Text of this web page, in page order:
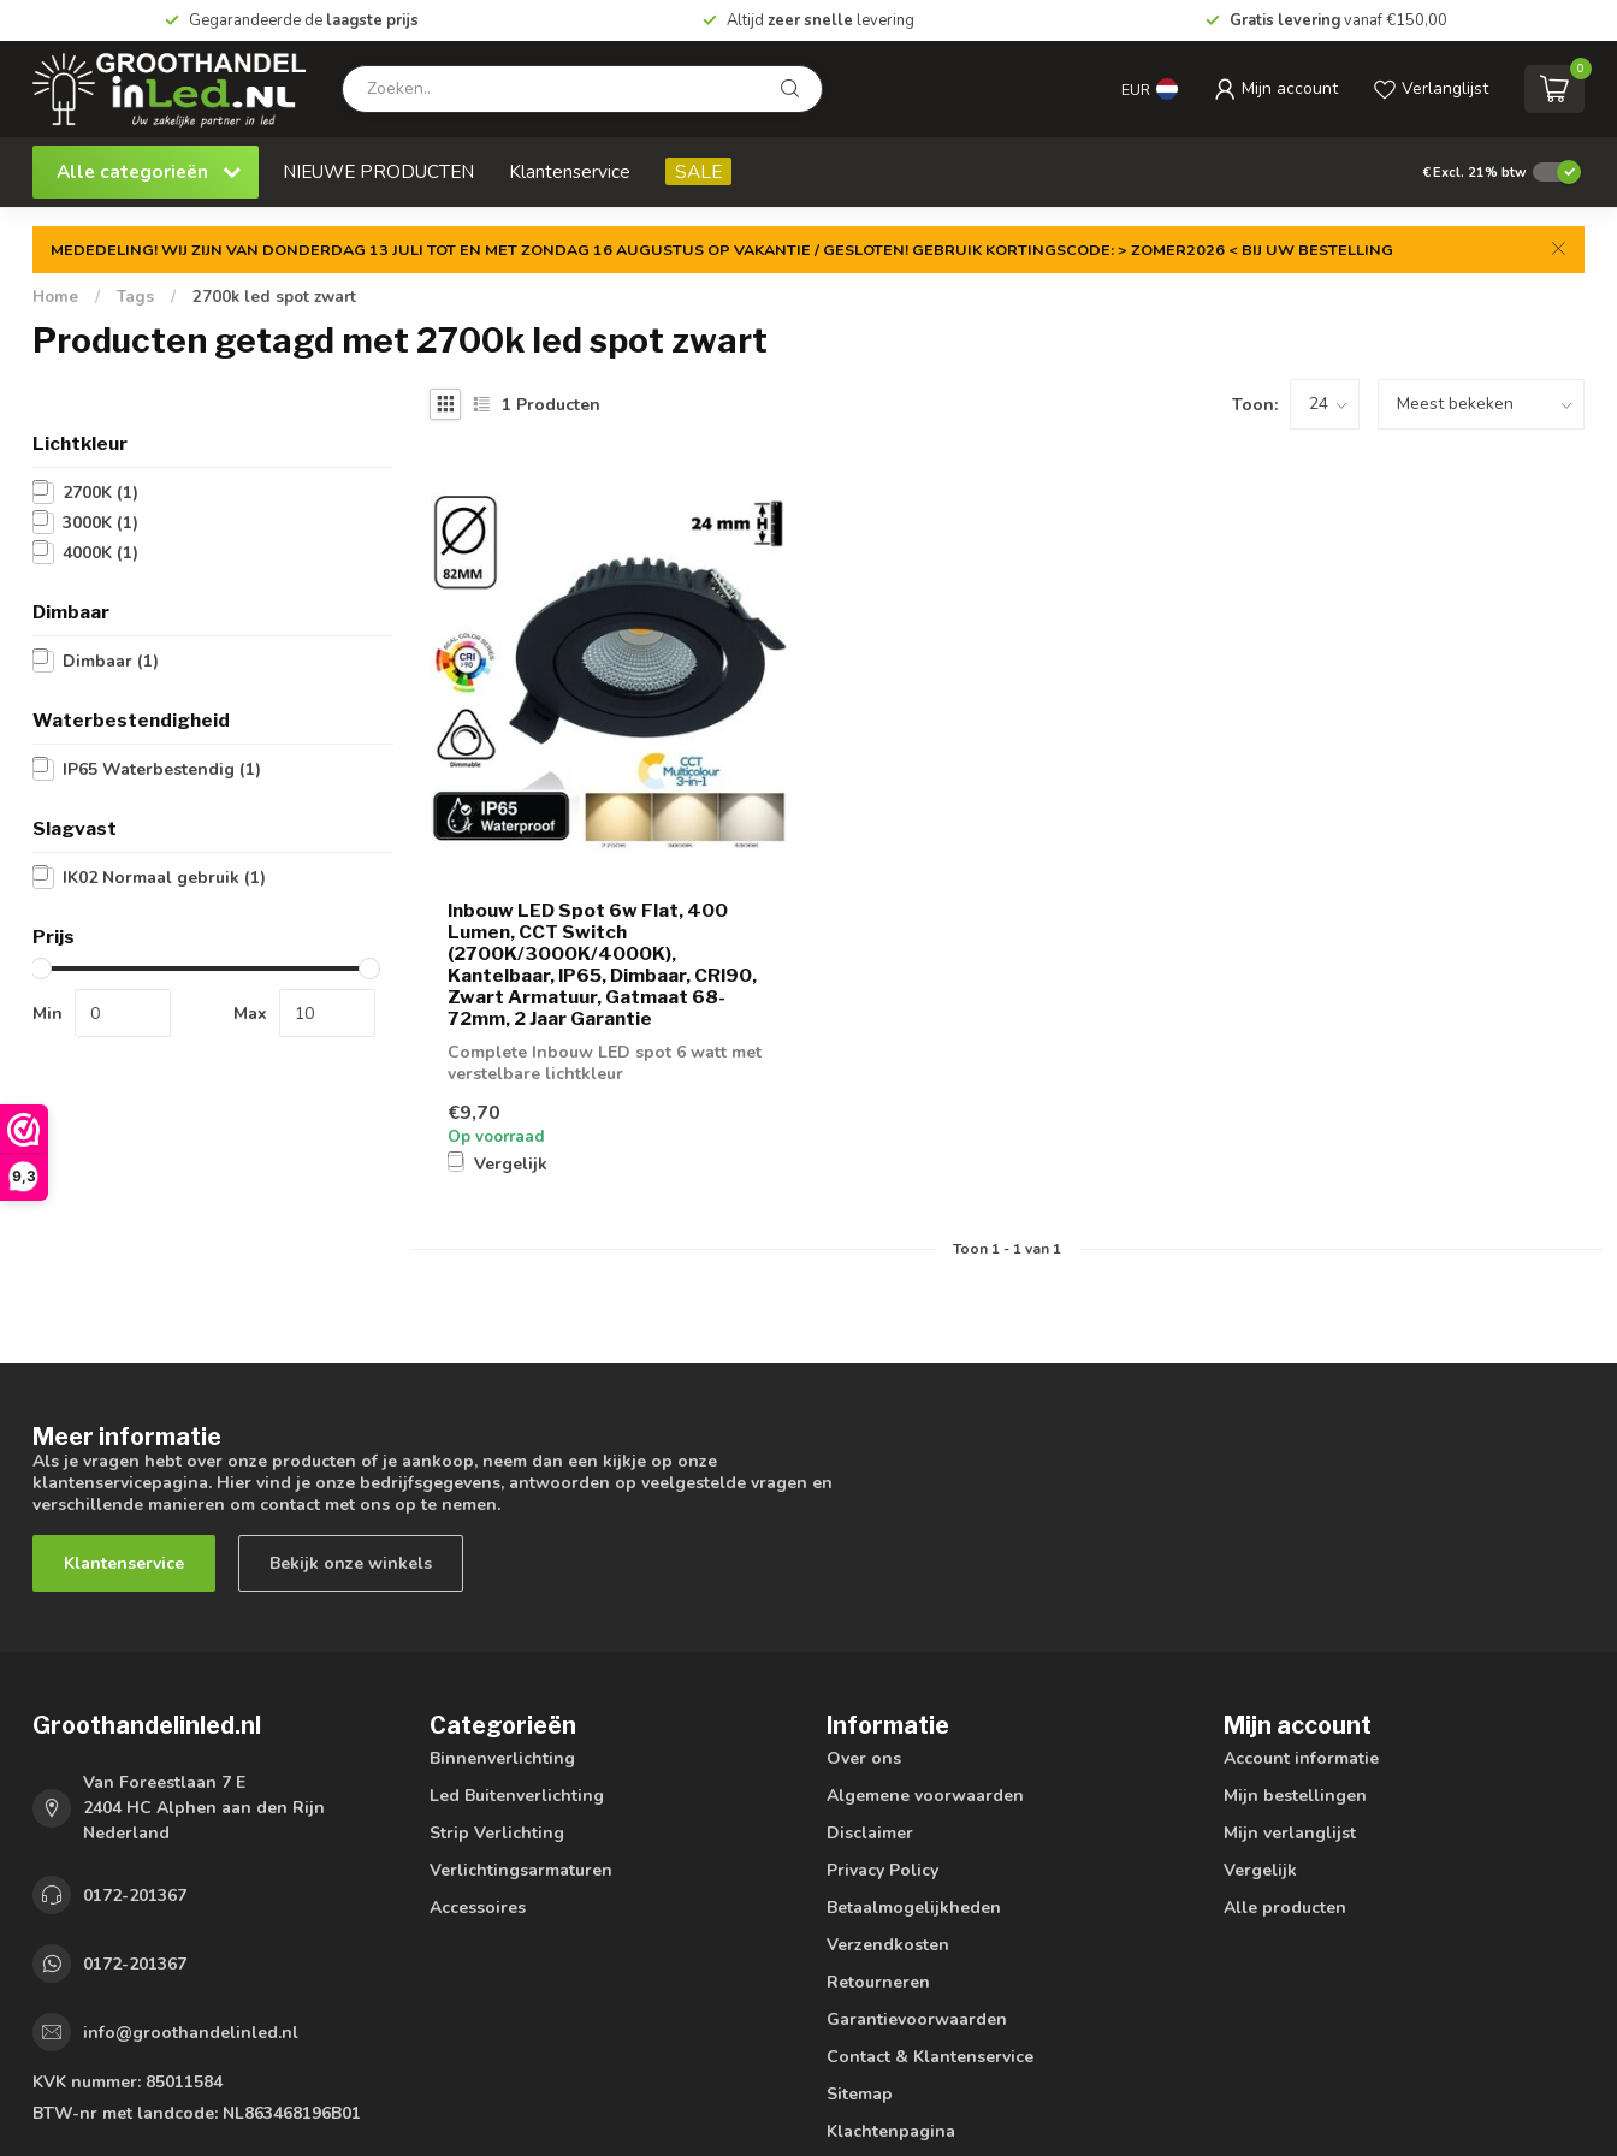
9,3
Gegarandeerde de laagste prijs Altijd zeer snelle levering Gratis leveringvanaf €150,00
EUR Mijn account Verlanglijst
0
Alle categorieën NIEUWE PRODUCTEN Klantenservice SALE €Excl. 21% btw
MEDEDELING! WIJ ZIJN VAN DONDERDAG 13 JULI TOT EN MET ZONDAG 16 AUGUSTUS OP VAKANTIE / GESLOTEN! GEBRUIK KORTINGSCODE: > ZOMER2026 < BIJ UW BESTELLING
Home / Tags / 2700k led spot zwart
Producten getagd met 2700k led spot zwart
Lichtkleur
2700K (1)
3000K (1)
4000K (1)
Dimbaar
Dimbaar (1)
Waterbestendigheid
IP65 Waterbestendig (1)
Slagvast
IK02 Normaal gebruik (1)
Prijs
Min Max
1 Producten Toon:
Inbouw LED Spot 6w Flat, 400
Lumen, CCT Switch
(2700K/3000K/4000K),
Kantelbaar, IP65, Dimbaar, CRI90,
Zwart Armatuur, Gatmaat 68-
72mm, 2 Jaar Garantie
Complete Inbouw LED spot 6 watt met
verstelbare lichtkleur
€9,70
Op voorraad
Vergelijk
Toon 1- 1van 1
Meer informatie
Als je vragen hebt over onze producten of je aankoop, neem dan een kijkje op onze
klantenservicepagina. Hier vind je onze bedrijfsgegevens, antwoorden op veelgestelde vragen en
verschillende manieren om contact met ons op te nemen.
Klantenservice Bekijk onze winkels
Groothandelinled.nl
Van Foreestlaan 7 E
2404 HC Alphen aan den Rijn
Nederland
0172-201367
0172-201367
info@groothandelinled.nl
KVK nummer: 85011584
BTW-nr met landcode: NL863468196B01
Categorieën
Binnenverlichting
Led Buitenverlichting
Strip Verlichting
Verlichtingsarmaturen
Accessoires
Informatie
Over ons
Algemene voorwaarden
Disclaimer
Privacy Policy
Betaalmogelijkheden
Verzendkosten
Retourneren
Garantievoorwaarden
Contact & Klantenservice
Sitemap
Klachtenpagina
Mijn account
Account informatie
Mijn bestellingen
Mijn verlanglijst
Vergelijk
Alle producten